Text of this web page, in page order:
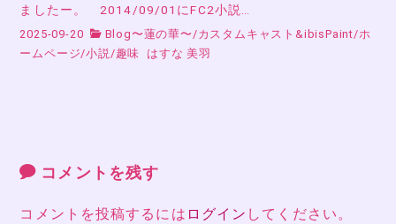
ましたー。 2014/09/01にFC2小説…
2025-09-20 Blog〜蓮の華〜/カスタムキャスト&ibisPaint/ホ
ームページ/小説/趣味 はすな 美羽
コメントを残す
コメントを投稿するには ログイン してください。